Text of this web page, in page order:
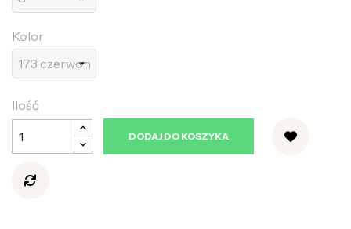
Kolor
Ilość
DODAJ DO KOSZYKA